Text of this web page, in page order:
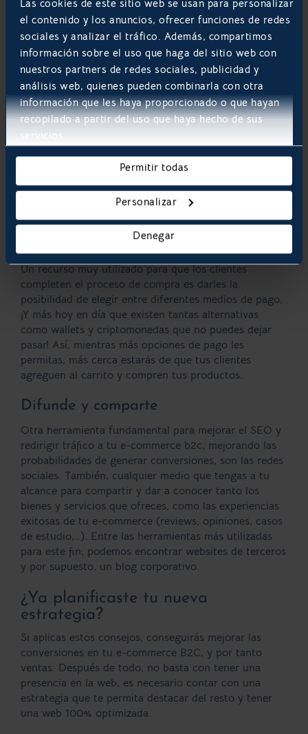
Las cookies de este sitio web se usan para personalizar
el contenido y los anuncios, ofrecer funciones de redes
sociales y analizar el tráfico. Además, compartimos
información sobre el uso que haga del sitio web con
nuestros partners de redes sociales, publicidad y
análisis web, quienes pueden combinarla con otra
información que les haya proporcionado o que hayan
recopilado a partir del uso que haya hecho de sus
servicios.
Permitir todas
Personalizar
Denegar
Crosselling y Upselling
Está demostrado que una vez ya has logrado la
conversión de tus usuarios, es mucho más fácil
persuadirlos para regresen a tu e-commerce B2C a
realizar una nueva compra. Después de todo, ya
conocen tu producto, ¿no crees? Siendo así, te
sugerimos dos estrategias efectivas para tu nuevo
objetivo: puedes sugerirle productos parecidos al que
compró, o bien puedes ofrecerle un upgrade en la
calidad o prestación del servicio que adquirió.
¡Estarán más que satisfechos por las opciones a su
Múltiples opciones de Pago
Un recurso muy utilizado para que los clientes
completen el proceso de compra es darles la
posibilidad de elegir entre diferentes medios de pago,
¡Y más hoy en día que existen tantas alternativas
como wallets y criptomonedas que no puedes dejar
pasar! Así, mientras más opciones de pago les
permitas, más cerca estarás de que tus clientes
agreguen al carrito y compren tus productos.
Difunde y comparte
Otra herramienta fundamental para mejorar el SEO y
redirigir tráfico a tu e-commerce b2c, mejorando las
probabilidades de generar conversiones, son las redes
sociales. También, cualquier medio que tengas a tu
alcance para compartir y dar a conocer tanto los
bienes y servicios que ofreces, como las experiencias
exitosas de tu e-commerce (reviews, opiniones, casos
de estudio,…). Entre las herramientas más utilizadas
para este fin, podemos encontrar websites de terceros
y por supuesto, un blog corporativo.
¿Ya planificaste tu nueva
estrategia?
Si aplicas estos consejos, conseguirás mejorar las
conversiones en tu e-commerce B2C, y por tanto
ventas. Después de todo, no basta con tener una
presencia en la web, es necesario contar con una
estrategia que te permita destacar del resto y tener
una web 100% optimizada.